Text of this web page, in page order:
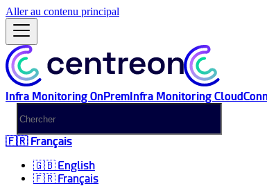
Aller au contenu principal
Infra Monitoring OnPremInfra Monitoring Cloud
🇫🇷 Français
🇬🇧 English
🇫🇷 Français